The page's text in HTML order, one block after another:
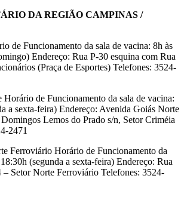
DA REGIÃO CAMPINAS /
de Funcionamento da sala de vacina: 8h às
Endereço: Rua P-30 esquina com Rua
(Praça de Esportes) Telefones: 3524-
Horário de Funcionamento da sala de vacina:
a sexta-feira) Endereço: Avenida Goiás Norte
Lemos do Prado s/n, Setor Criméia
2471
Ferroviário Horário de Funcionamento da
(segunda a sexta-feira) Endereço: Rua
Setor Norte Ferroviário Telefones: 3524-